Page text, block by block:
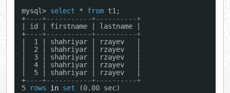
mysql> select * from t1;
+----+-----------+----------+
| id | firstname | lastname |
+----+-----------+----------+
|  1 | shahriyar | rzayev   |
|  2 | shahriyar | rzayev   |
|  3 | shahriyar | rzayev   |
|  4 | shahriyar | rzayev   |
|  5 | shahriyar | rzayev   |
+----+-----------+----------+
5
rows in set (0.00 sec)